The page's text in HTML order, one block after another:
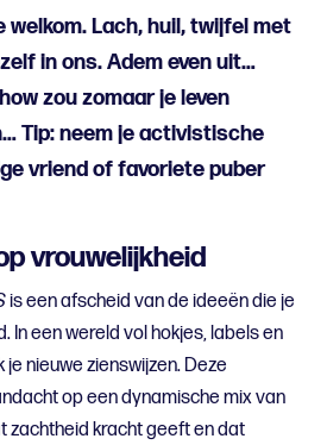
welkom. Lach, huil, twijfel met
in ons. Adem even uit…
zou zomaar je leven
Tip: neem je activistische
vriend of favoriete puber
vrouwelijkheid
is een afscheid van de ideeën die je
In een wereld vol hokjes, labels en
nieuwe zienswijzen. Deze
op een dynamische mix van
zachtheid kracht geeft en dat